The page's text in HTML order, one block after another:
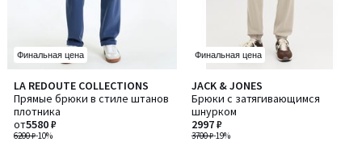
Финальная цена
LA REDOUTE COLLECTIONS
Прямые брюки в стиле штанов
плотника
6200 ₽-10%
от5580 ₽
1
/
5
Количество
цветов:
2
Финальная цена
JACK & JONES
Брюки с затягивающимся
шнурком
3700 ₽-19%
2997 ₽
4,5
/ 5
Количество
цветов:
2